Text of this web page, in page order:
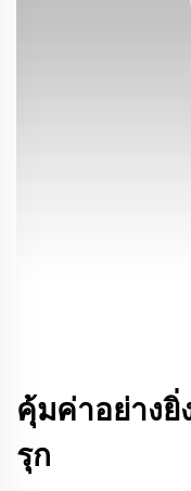
คุ้มค่าอย่างยิ่
รุก